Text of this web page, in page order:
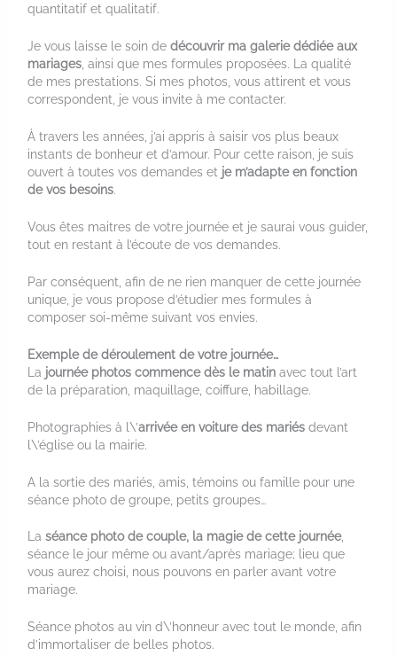
quantitatif et qualitatif.
Je vous laisse le soin dedécouvrir ma galerie dédiée aux
mariages, ainsi que mes formules proposées. La qualité
de mes prestations. Si mes photos, vous attirent et vous
correspondent, je vous invite à me contacter.
À travers les années, j’ai appris à saisir vos plus beaux
instants de bonheur et d’amour. Pour cette raison, je suis
ouvert à toutes vos demandes et je m’adapte en fonction
de vos besoins.
Vous êtes maitres de votre journée et je saurai vous guider,
tout en restant à l’écoute de vos demandes.
Par conséquent, afin de ne rien manquer de cette journée
unique, je vous propose d’étudier mes formules à
composer soi-même suivant vos envies.
Exemple de déroulement de votre journée…
La journée photos commence dès le matin avec tout l’art
de la préparation, maquillage, coiffure, habillage.
Photographies à l\’arrivée en voiture des mariésdevant
l\’église ou la mairie.
A la sortie des mariés, amis, témoins ou famille pour une
séance photo de groupe, petits groupes…
Laséance photo de couple, la magie de cette journée,
séance le jour même ou avant/après mariage; lieu que
vous aurez choisi, nous pouvons en parler avant votre
mariage.
Séance photos au vin d\’honneur avec tout le monde, afin
d’immortaliser de belles photos.